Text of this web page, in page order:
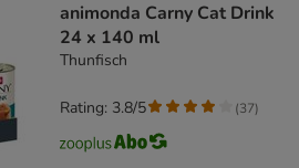
animonda Carny Cat Drink
24 x 140 ml
Thunfisch
Rating: 3.8/5 (37)